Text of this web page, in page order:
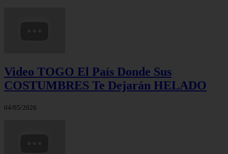
Video TOGO El País Donde Sus
COSTUMBRES Te Dejarán HELADO
04/05/2026